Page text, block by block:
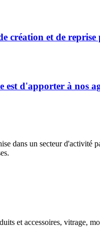
création et de
d'apporter à nos
dans un secteur d'activité
et accessoires, vitrage,